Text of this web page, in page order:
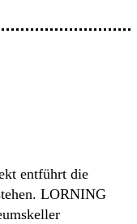
entführt die
LORNING